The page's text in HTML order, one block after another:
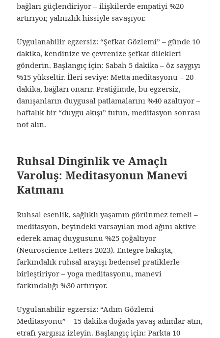
bağları güçlendiriyor – ilişkilerde empatiyi %20
artırıyor, yalnızlık hissiyle savaşıyor.
Uygulanabilir egzersiz: “Şefkat Gözlemi” – günde 10
dakika, kendinize ve çevrenize şefkat dilekleri
gönderin. Başlangıç için: Sabah 5 dakika – öz saygıyı
%15 yükseltir. İleri seviye: Metta meditasyonu – 20
dakika, bağları onarır. Pratiğimde, bu egzersiz,
danışanların duygusal patlamalarını %40 azaltıyor –
haftalık bir “duygu akışı” tutun, meditasyon sonrası
not alın.
Ruhsal Dinginlik ve Amaçlı
Varoluş: Meditasyonun Manevi
Katmanı
Ruhsal esenlik, sağlıklı yaşamın görünmez temeli –
meditasyon, beyindeki varsayılan mod ağını aktive
ederek amaç duygusunu %25 çoğaltıyor
(Neuroscience Letters 2023). Entegre bakışta,
farkındalık ruhsal arayışı bedensel pratiklerle
birleştiriyor – yoga meditasyonu, manevi
farkındalığı %30 artırıyor.
Uygulanabilir egzersiz: “Adım Gözlemi
Meditasyonu” – 15 dakika doğada yavaş adımlar atın,
etrafı yargısız izleyin. Başlangıç için: Parkta 10